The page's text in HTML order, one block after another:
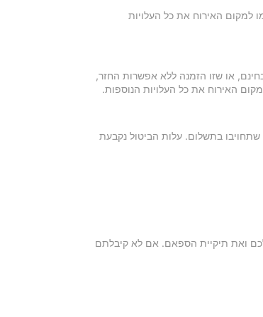
למקום האירוח את כל העלויות
או שזו הזמנה ללא אפשרות החזר,
האירוח את כל העלויות הנוספות.
בתשלום. עלות הביטול נקבעת
ואת תיקיית הספאם. אם לא קיבלתם